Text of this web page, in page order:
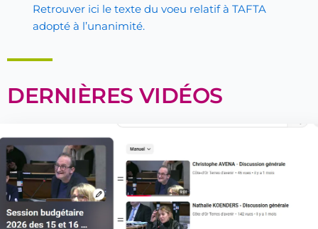
Retrouver ici le texte du voeu relatif à TAFTA
adopté à l’unanimité.
DERNIÈRES VIDÉOS